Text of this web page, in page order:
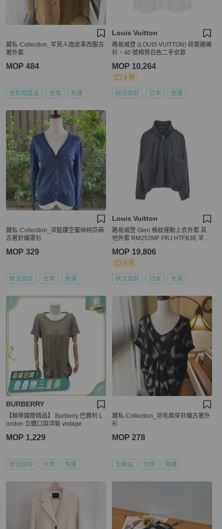
藏私·Collection_罕見人造皮革西服古
著外套
MOP 484
近新閒置品 台灣 免運
Louis Vuitton
路易威登 (LOUIS VUITTON) 荷葉邊襯
衫，40 號棉質白色二手女款
MOP 10,264
9 折
狀況良好 日本 免運
藏私·Collection_深藍鏤空蕾絲純亞麻
古著針織罩衫
MOP 329
狀況良好 台灣 免運
Louis Vuitton
路易威登 Glen 格紋運動上衣外套 其
他外套 RM252MF PRJ HTFB3E 羊毛
MOP 19,806
9 折
狀況良好 日本 免運
BURBERRY
【赫蒂國際精品】 Burberry 巴寶利 L
ondon 立體口袋洋裝 vintage
MOP 1,229
狀況良好 台灣 免運
藏私·Collection_羽毛兩穿針織古著外
衫
MOP 278
全新品 台灣 免運